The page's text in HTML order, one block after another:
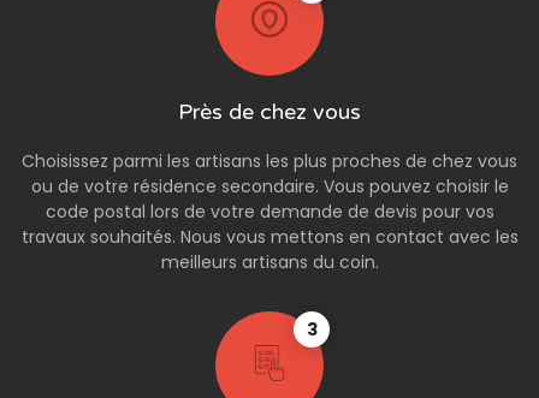
Près de chez vous
Choisissez parmi les artisans les plus proches de chez vous
ou de votre résidence secondaire. Vous pouvez choisir le
code postal lors de votre demande de devis pour vos
travaux souhaités. Nous vous mettons en contact avec les
meilleurs artisans du coin.
3